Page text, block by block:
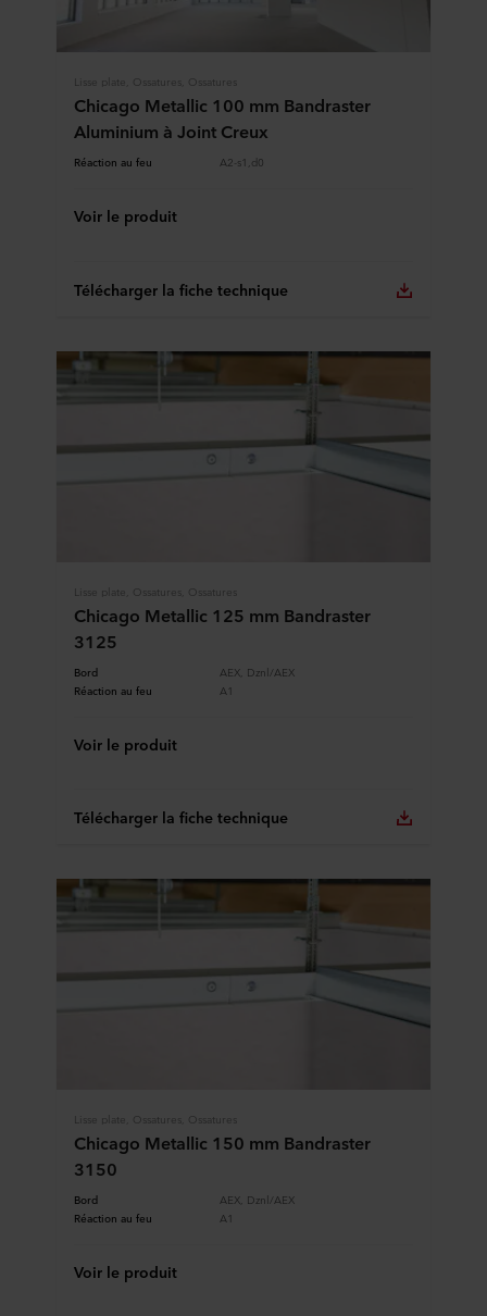
Lisse plate, Ossatures, Ossatures
Chicago Metallic 100 mm Bandraster
Aluminium à Joint Creux
Réaction au feu A2-s1,d0
Voir le produit
Télécharger la fiche technique
Lisse plate, Ossatures, Ossatures
Chicago Metallic 125 mm Bandraster
3125
Bord
AEX, Dznl/AEX
Réaction au feu
A1
Voir le produit
Télécharger la fiche technique
Lisse plate, Ossatures, Ossatures
Chicago Metallic 150 mm Bandraster
3150
Bord
AEX, Dznl/AEX
Réaction au feu
A1
Voir le produit